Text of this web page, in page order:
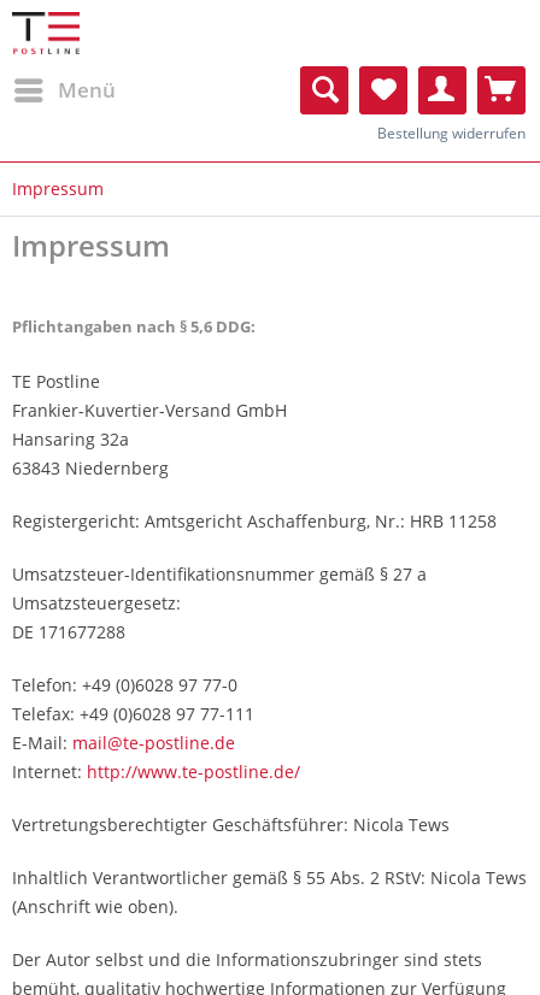
Menü
Bestellung widerrufen
Impressum
Impressum
Pflichtangaben nach § 5,6 DDG:
TE Postline
Frankier-Kuvertier-Versand GmbH
Hansaring 32a
63843 Niedernberg
Registergericht: Amtsgericht Aschaffenburg, Nr.: HRB 11258
Umsatzsteuer-Identifikationsnummer gemäß § 27 a
Umsatzsteuergesetz:
DE 171677288
Telefon: +49 (0)6028 97 77-0
Telefax: +49 (0)6028 97 77-111
E-Mail: mail@te-postline.de
Internet: http://www.te-postline.de/
Vertretungsberechtigter Geschäftsführer: Nicola Tews
Inhaltlich Verantwortlicher gemäß § 55 Abs. 2 RStV: Nicola Tews
(Anschrift wie oben).
Der Autor selbst und die Informationszubringer sind stets
bemüht, qualitativ hochwertige Informationen zur Verfügung